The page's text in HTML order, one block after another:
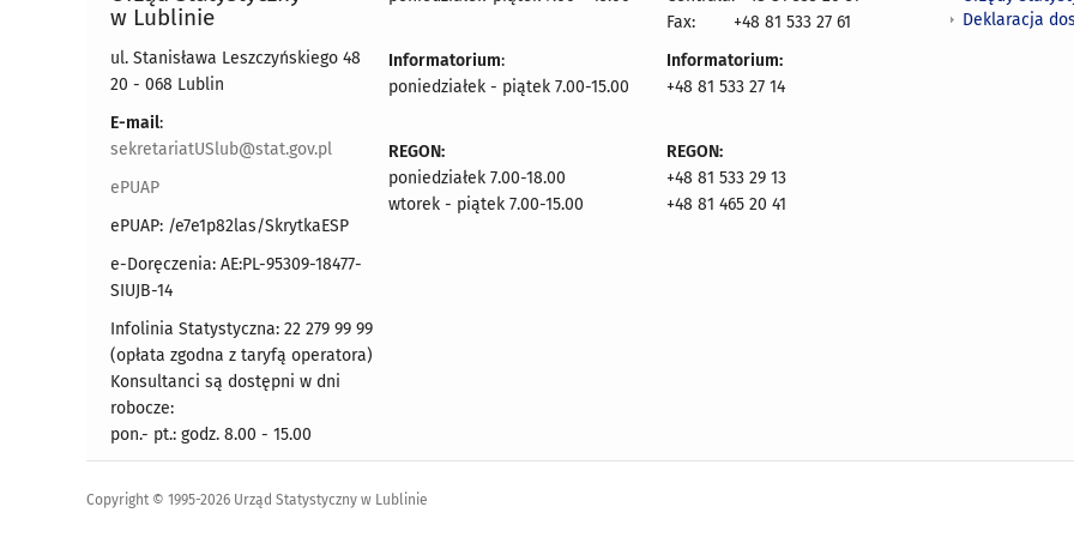
w Lublinie
ul. Stanisława Leszczyńskiego 48
20 - 068 Lublin
E-mail:
sekretariatUSlub@stat.gov.pl
ePUAP
ePUAP: /e7e1p82las/SkrytkaESP
e-Doręczenia: AE:PL-95309-18477-
SIUJB-14
Infolinia Statystyczna: 22 279 99 99
(opłata zgodna z taryfą operatora)
Konsultanci są dostępni w dni
robocze:
pon.- pt.: godz. 8.00 - 15.00
Informatorium:
poniedziałek - piątek 7.00-15.00
REGON:
poniedziałek 7.00-18.00
wtorek - piątek 7.00-15.00
Fax:
+48 81 533 27 61
Informatorium:
+48 81 533 27 14
REGON:
+48 81 533 29 13
+48 81 465 20 41
Deklaracja
Copyright © 1995-2026 Urząd Statystyczny w Lublinie